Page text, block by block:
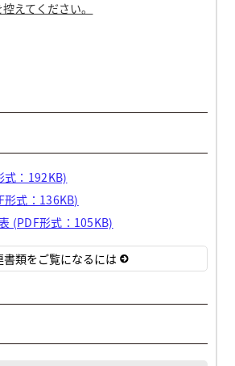
えてください。
式：192KB)
形式：136KB)
(PDF形式：105KB)
書類をご覧になるには